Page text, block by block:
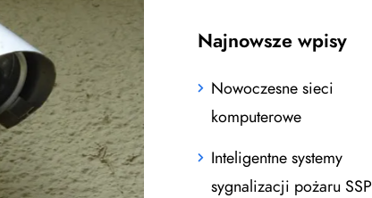
Najnowsze wpisy
Nowoczesne sieci
komputerowe
Inteligentne systemy
sygnalizacji pożaru SSP